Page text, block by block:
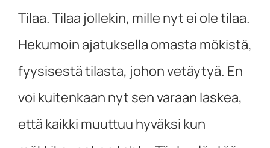
Tilaa. Tilaa jollekin, mille nyt ei ole tilaa.
Hekumoin ajatuksella omasta mökistä,
fyysisestä tilasta, johon vetäytyä. En
voi kuitenkaan nyt sen varaan laskea,
että kaikki muuttuu hyväksi kun